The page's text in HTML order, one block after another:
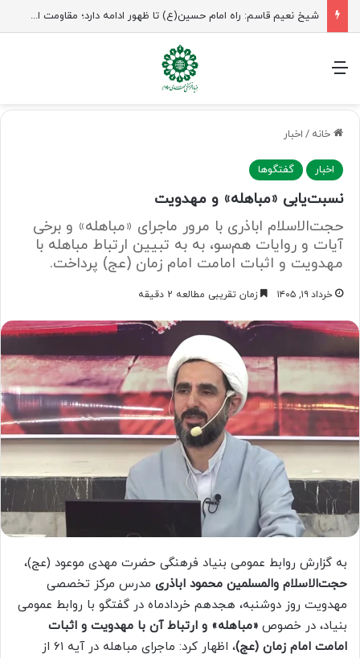
منو
خانه / اخبار
اخبار گفتگوها
نسبت‌یابی «مباهله» و مهدویت
حجت‌الاسلام اباذری با مرور ماجرای «مباهله» و برخی
آیات و روایات هم‌سو، به به تبیین ارتباط مباهله با
مهدویت و اثبات امامت امام زمان (عج) پرداخت.
خرداد ۱۹, ۱۴۰۵ زمان تقریبی مطالعه 2 دقیقه
به گزارش روابط عمومی بنیاد فرهنگی حضرت مهدی موعود (عج)،
حجت‌الاسلام والمسلمین محمود اباذری مدرس مرکز تخصصی
مهدویت روز دوشنبه، هجدهم خردادماه در گفتگو با روابط عمومی
بنیاد، در خصوص «مباهله» و ارتباط آن با مهدویت و اثبات
امامت امام زمان (عج)
، اظهار کرد: ماجرای مباهله در آیه ۶۱ از